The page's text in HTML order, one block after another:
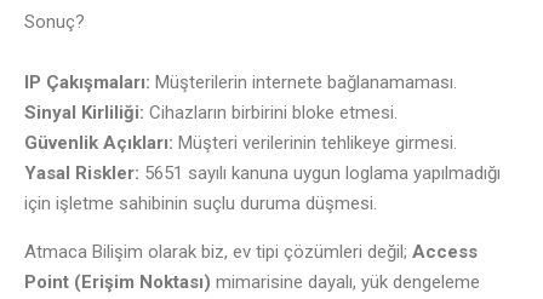
Sonuç?
IP Çakışmaları: Müşterilerin internete bağlanamaması.
Sinyal Kirliliği: Cihazların birbirini bloke etmesi.
Güvenlik Açıkları: Müşteri verilerinin tehlikeye girmesi.
Yasal Riskler: 5651 sayılı kanuna uygun loglama yapılmadığı
için işletme sahibinin suçlu duruma düşmesi.
Atmaca Bilişim olarak biz, ev tipi çözümleri değil; Access
Point (Erişim Noktası) mimarisine dayalı, yük dengeleme